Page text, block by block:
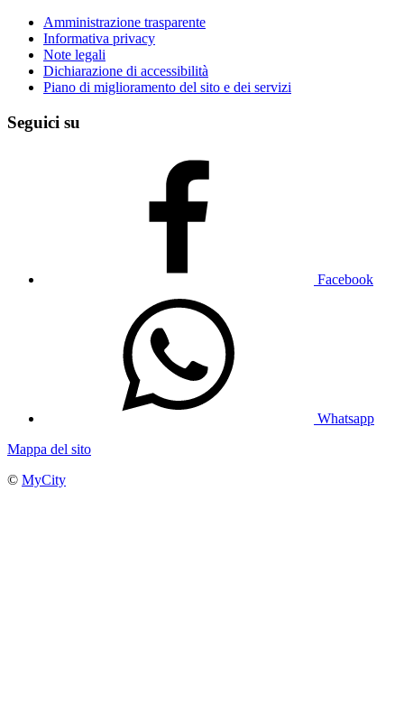
Amministrazione trasparente
Informativa privacy
Note legali
Dichiarazione di accessibilità
Piano di miglioramento del sito e dei servizi
Seguici su
Facebook
Whatsapp
Mappa del sito
© MyCity